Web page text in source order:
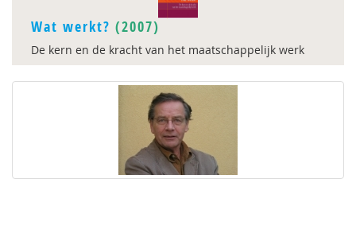
Wat werkt? (2007)
De kern en de kracht van het maatschappelijk werk